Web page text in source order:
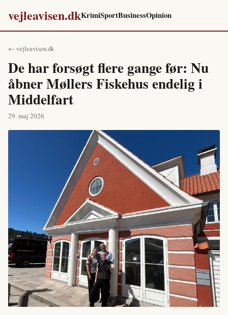
vejleavisen.dkKrimiSportBusinessOpinion
← vejleavisen.dk
De har forsøgt flere gange før: Nu
åbner Møllers Fiskehus endelig i
Middelfart
29. maj 2026